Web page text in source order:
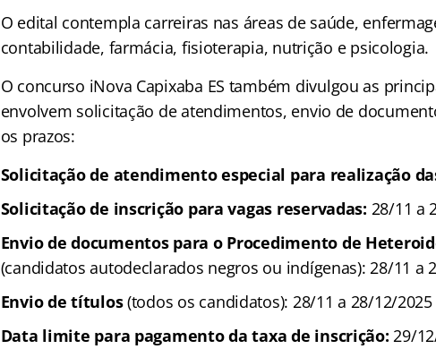
O edital contempla carreiras nas áreas de saúde,
contabilidade, farmácia, fisioterapia, nutrição e psicologia.
O concurso iNova Capixaba ES também divulgou as
envolvem solicitação de atendimentos, envio de
os prazos:
Solicitação de atendimento especial para realização
Solicitação de inscrição para vagas reservadas: 28/11 a
Envio de documentos para o Procedimento de
(candidatos autodeclarados negros ou indígenas): 28/11 a
Envio de títulos(todos os candidatos): 28/11 a 28/12/2025
Data limite para pagamento da taxa de inscrição: 29/